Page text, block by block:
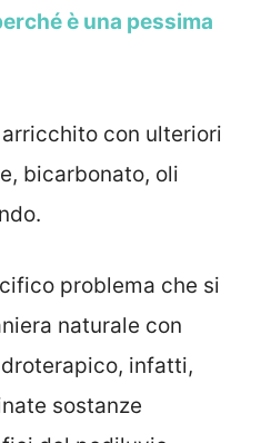
è una pessima
con ulteriori
bicarbonato, oli
problema che si
naturale con
infatti,
sostanze